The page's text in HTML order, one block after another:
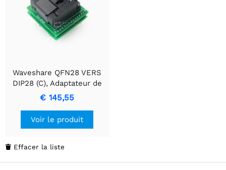
Waveshare QFN28 VERS
DIP28 (C), Adaptateur de
programmeur
€ 145,55
Voir le produit
 Effacer la liste